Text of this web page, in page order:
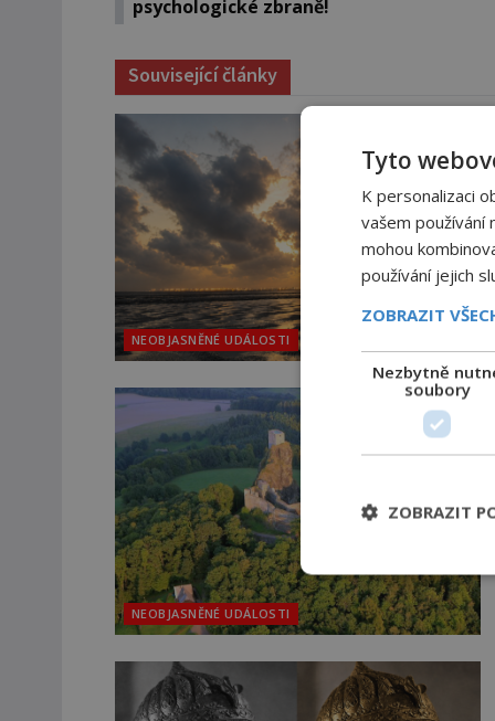
psychologické zbraně!
Související články
NEOBJASNĚNÉ UDÁLOSTI
NEOBJASNĚNÉ UDÁLOSTI
Tyto
K personalizaci
vašem používání
mohou
používání jejich
ZOBRAZIT
Nezbytně
soubory
ZOBRAZIT